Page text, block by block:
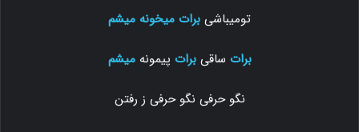
تومیباشی برات میخونه میشم
برات ساقیبرات پیمونهمیشم
نگو حرفی نگو حرفی ز رفتن